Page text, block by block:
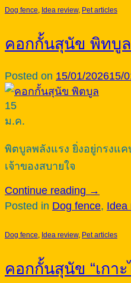
Dog fence, Idea review, Pet articles
คอกกั้นสุนัข พิทบู
Posted on 15/01/202615/
15
ม.ค.
พิตบูลพลังแรง ยิ่งอยู่กรงแ
เจ้าของสบายใจ
Continue reading →
Posted in Dog fence, Idea
Dog fence, Idea review, Pet articles
คอกกั้นสุนัข “เก